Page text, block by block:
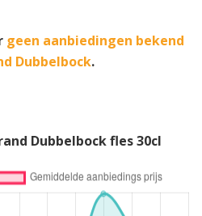
geen aanbiedingen bekend
Dubbelbock.
Dubbelbock fles 30cl